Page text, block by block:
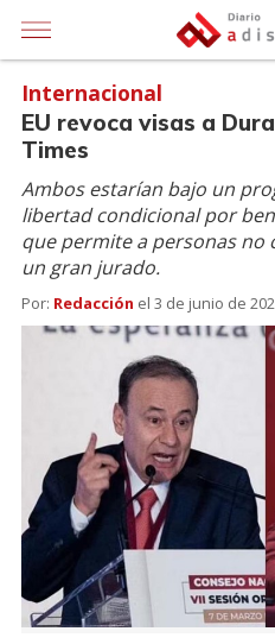
Internacional
EU revoca visas a
Times
Ambos estarían bajo un
libertad condicional por
que permite a personas no
un gran jurado.
Por: Redacción el 3 de junio de